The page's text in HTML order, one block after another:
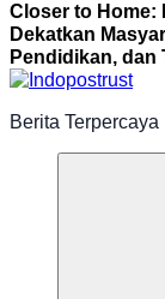
Closer to Home:
Dekatkan
Pendidikan, dan
Berita Terpercaya